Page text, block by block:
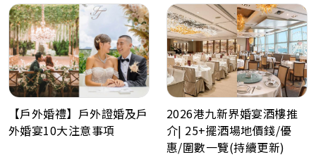
【戶外婚禮】戶外證婚及戶
外婚宴10大注意事項
2026港九新界婚宴酒樓推
介| 25+擺酒場地價錢/優
惠/圍數一覽(持續更新)